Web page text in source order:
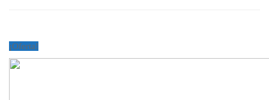
¡Oferta!